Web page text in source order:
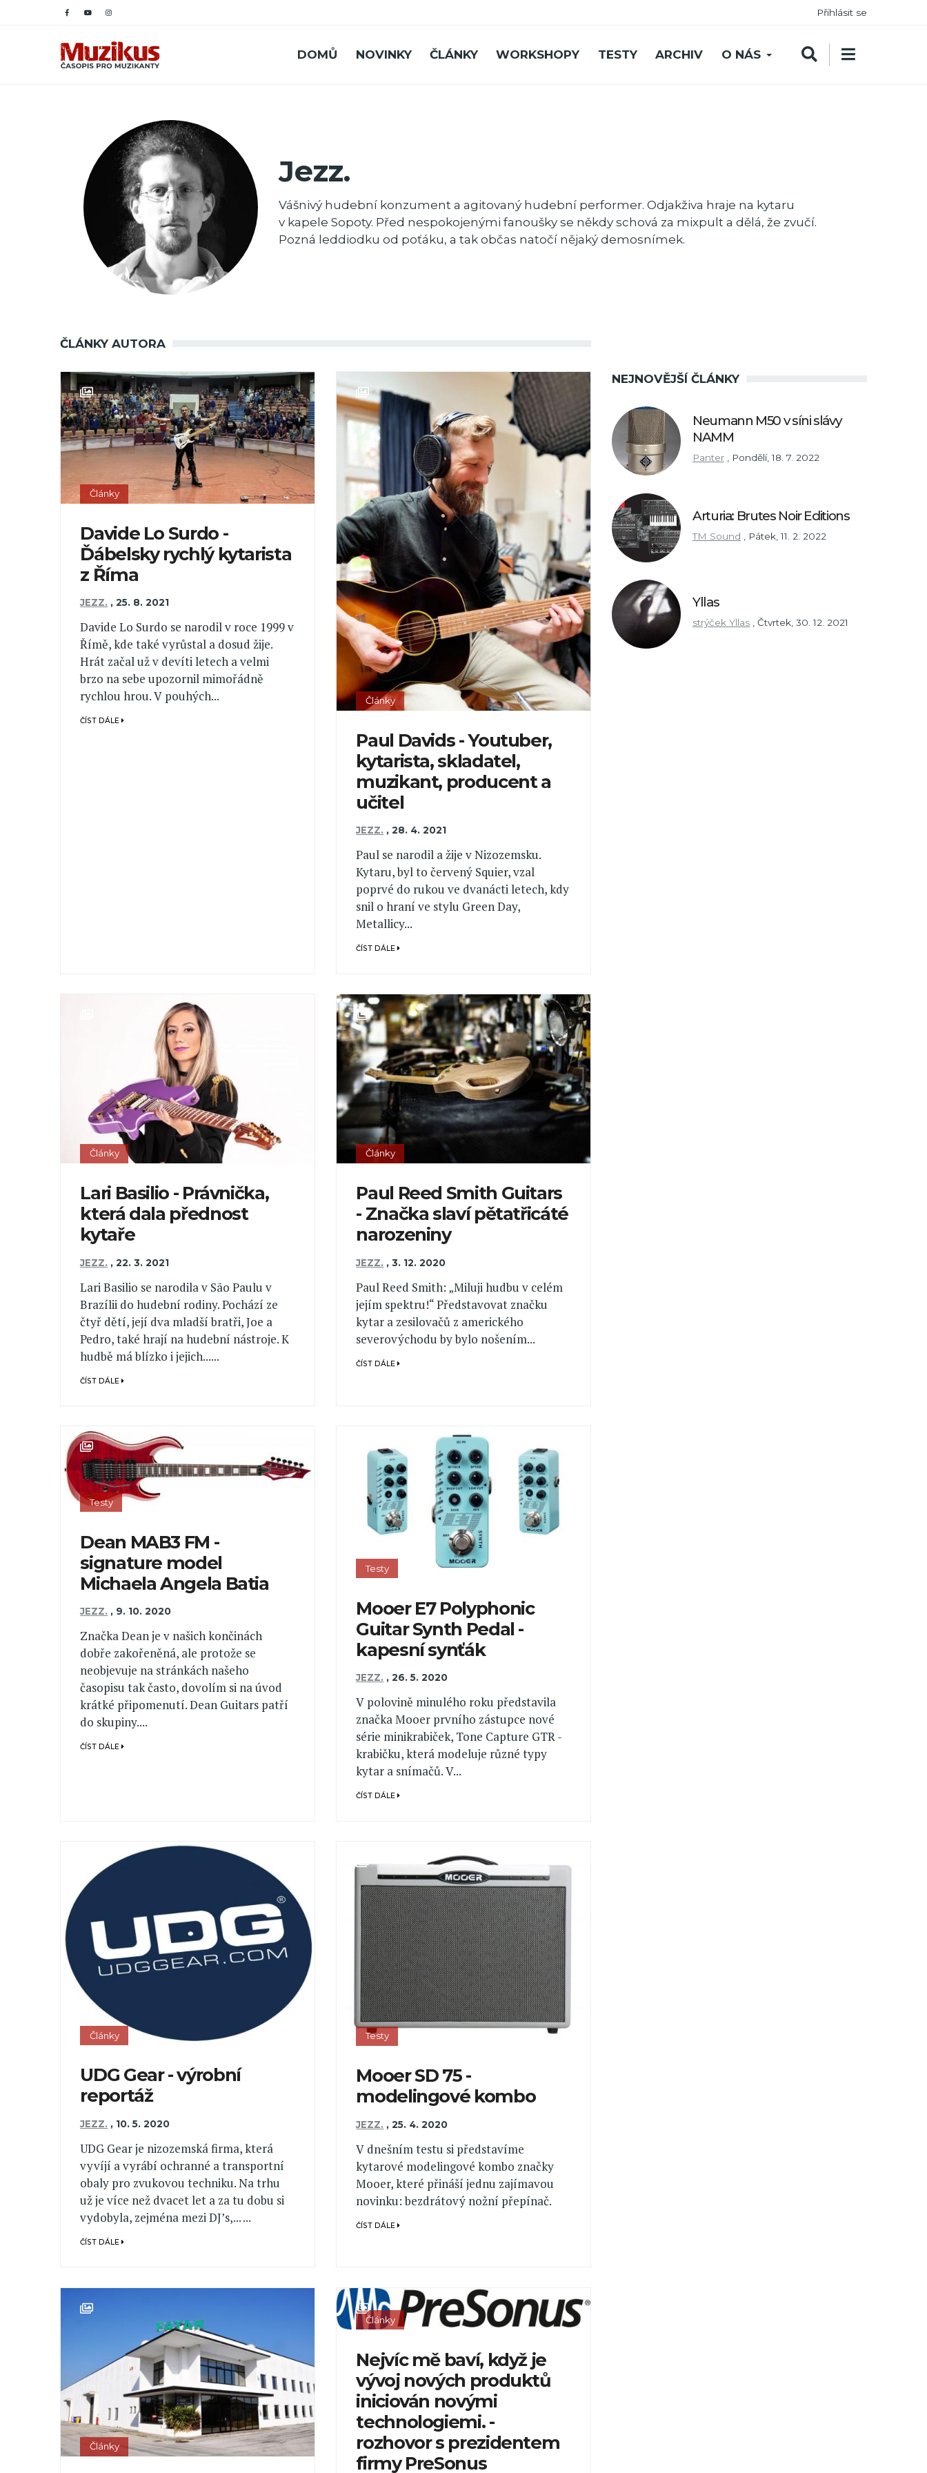
Přihlásit se
DOMŮ NOVINKY ČLÁNKY WORKSHOPY TESTY ARCHIV O NÁS
Jezz.
Vášnivý hudební konzument a agitovaný hudební performer. Odjakživa hraje na kytaru
v kapele Sopoty. Před nespokojenými fanoušky se někdy schová za mixpult a dělá, že zvučí.
Pozná leddiodku od poťáku, a tak občas natočí nějaký demosnímek.
ČLÁNKY AUTORA
Články
Davide Lo Surdo -
Ďábelsky rychlý kytarista
z Říma
JEZZ. ,25. 8. 2021
Davide Lo Surdo se narodil v roce 1999 v
Římě, kde také vyrůstal a dosud žije.
Hrát začal už v devíti letech a velmi
brzo na sebe upozornil mimořádně
rychlou hrou. V pouhých...
ČÍST DÁLE
Články
Paul Davids - Youtuber,
kytarista, skladatel,
muzikant, producent a
učitel
JEZZ. ,28. 4. 2021
Paul se narodil a žije v Nizozemsku.
Kytaru, byl to červený Squier, vzal
poprvé do rukou ve dvanácti letech, kdy
snil o hraní ve stylu Green Day,
Metallicy...
ČÍST DÁLE
Články
Lari Basilio - Právnička,
která dala přednost
kytaře
JEZZ. ,22. 3. 2021
Lari Basilio se narodila v São Paulu v
Brazílii do hudební rodiny. Pochází ze
čtyř dětí, její dva mladší bratři, Joe a
Pedro, také hrají na hudební nástroje. K
hudbě má blízko i jejich......
ČÍST DÁLE
Články
Paul Reed Smith Guitars
- Značka slaví pětatřicáté
narozeniny
JEZZ. ,3. 12. 2020
Paul Reed Smith: „Miluji hudbu v celém
jejím spektru!“ Představovat značku
kytar a zesilovačů z amerického
severovýchodu by bylo nošením...
ČÍST DÁLE
Testy
Dean MAB3 FM -
signature model
Michaela Angela Batia
JEZZ. , 9. 10. 2020
Značka Dean je v našich končinách
dobře zakořeněná, ale protože se
neobjevuje na stránkách našeho
časopisu tak často, dovolím si na úvod
krátké připomenutí. Dean Guitars patří
do skupiny....
ČÍST DÁLE
Testy
Mooer E7 Polyphonic
Guitar Synth Pedal -
kapesní synťák
JEZZ. ,26. 5. 2020
V polovině minulého roku představila
značka Mooer prvního zástupce nové
série minikrabiček, Tone Capture GTR -
krabičku, která modeluje různé typy
kytar a snímačů. V...
ČÍST DÁLE
Články
UDG Gear - výrobní
reportáž
JEZZ. , 10. 5. 2020
UDG Gear je nizozemská firma, která
vyvíjí a vyrábí ochranné a transportní
obaly pro zvukovou techniku. Na trhu
už je více než dvacet let a za tu dobu si
vydobyla, zejména mezi DJ’s,... ...
ČÍST DÁLE
Testy
Mooer SD 75 -
modelingové kombo
JEZZ. ,25. 4. 2020
V dnešním testu si představíme
kytarové modelingové kombo značky
Mooer, které přináší jednu zajímavou
novinku: bezdrátový nožní přepínač.
ČÍST DÁLE
Články
Články
Nejvíc mě baví, když je
vývoj nových produktů
iniciován novými
technologiemi. -
rozhovor s prezidentem
firmy PreSonus
NEJNOVĚJŠÍ ČLÁNKY
Neumann M50 v síni slávy
NAMM
Panter , Pondělí, 18. 7. 2022
Arturia: Brutes Noir Editions
TM Sound Pátek, 11. 2. 2022
Yllas
strýček Yllas , Čtvrtek, 30. 12. 2021